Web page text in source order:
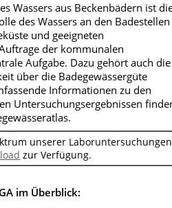
Wassers aus Beckenbädern ist
des Wassers an den
und geeigneten
der kommunalen
Aufgabe. Dazu gehört auch die
über die Badegewässergüte
Informationen zu den
Untersuchungsergebnissen
unserer Laboruntersuchungen
zur Verfügung.
im Überblick: